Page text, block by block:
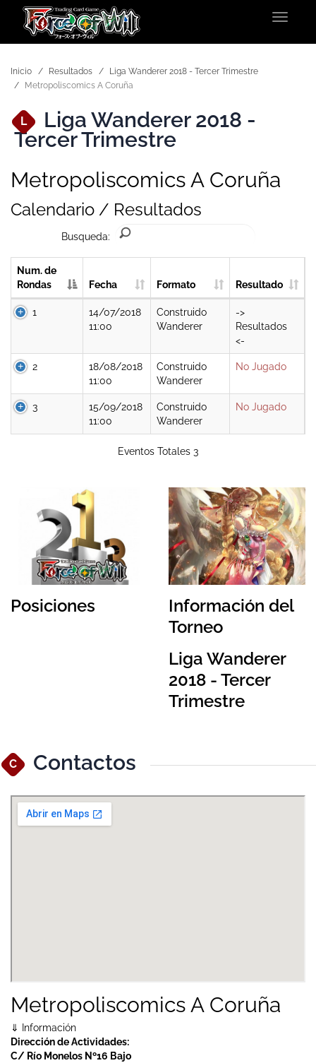
Toggle
Inicio Resultados
Liga Wanderer 2018 - Tercer Trimestre
Metropoliscomics A Coruña
L Liga Wanderer 2018 -
Tercer Trimestre
Metropoliscomics A Coruña
Calendario / Resultados
Busqueda:
Num. de
Rondas
Fecha Formato Resultado
1
14/07/2018
11:00
Construido
Wanderer
->
Resultados
<-
2
18/08/2018
11:00
Construido
Wanderer
No Jugado
3
15/09/2018
11:00
Construido
Wanderer
No Jugado
Eventos Totales 3
Posiciones
Información del
Torneo
Liga Wanderer
2018 - Tercer
Trimestre
C Contactos
Metropoliscomics A Coruña
⇓ Información
Dirección de Actividades:
C/ Río Monelos Nº16 Bajo